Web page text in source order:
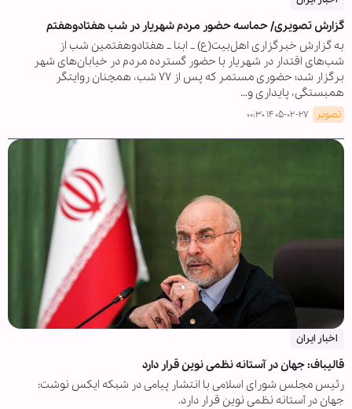
گزارش تصویری/ حماسه حضور مردم شهریار در شب هفتادوهفتم
به گزارش خبرگزاری اهل‌بیت(ع) _ ابنا _ هفتادوهفتمین شب از
شب‌های اقتدار در شهریار با حضور گسترده مردم در خیابان‌های شهر
برگزار شد؛ حضوری مستمر که پس از ۷۷ شب، همچنان روایتگر
همبستگی، پایداری و…
تصویر ۱۴۰۵-۰۲-۲۷ ۰۰:۳۰
اخبار ایران
قالیباف: جهان در آستانه نظمی نوین قرار دارد
رئیس مجلس شورای اسلامی با انتشار پیامی در شبکه ایکس نوشت:
جهان در آستانه نظمی نوین قرار دارد.